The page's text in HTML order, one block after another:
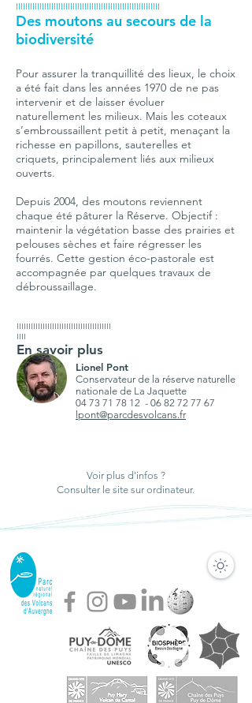
IIIIIIIIIIIIIIIIIIIIIIIIIIIIIIIIIIIIIIIIIIIIIIIIIIIIIIIIIIIII
Des moutons au secours de la
biodiversité
Pour assurer la tranquillité des lieux, le choix
a été fait dans les années 1970 de ne pas
intervenir et de laisser évoluer
naturellement les milieux. Mais les coteaux
s’embroussaillent petit à petit, menaçant la
richesse en papillons, sauterelles et
criquets, principalement liés aux milieux
ouverts.
Depuis 2004, des moutons reviennent
chaque été pâturer la Réserve. Objectif :
maintenir la végétation basse des prairies et
pelouses sèches et faire régresser les
fourrés. Cette gestion éco-pastorale est
accompagnée par quelques travaux de
débroussaillage.
IIIIIIIIIIIIIIIIIIIIIIIIIIIIIIIIIIIIIIII
IIII
En savoir plus
Lionel Pont
Conservateur de la réserve naturelle
nationale de La Jaquette
04 73 71 78 12 - 06 82 72 77 67
lpont@parcdesvolcans.fr
Voir plus d'infos ?
Consulter le site sur ordinateur.